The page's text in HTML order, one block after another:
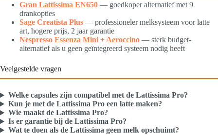
Gran Lattissima EN650 — goedkoper alternatief met 9
drankopties
Sage Creatista Plus — professioneler melksysteem voor latte
art, hogere prijs, 2 jaar garantie
Nespresso Essenza Mini + Aeroccino — sterk budget-
alternatief als u geen geïntegreerd systeem nodig heeft
Veelgestelde vragen
Welke capsules zijn compatibel met de Lattissima Pro?
Kun je met de Lattissima Pro een latte maken?
Wie maakt de Lattissima Pro?
Is er garantie bij de Lattissima Pro?
Wat te doen als de Lattissima geen melk opschuimt?